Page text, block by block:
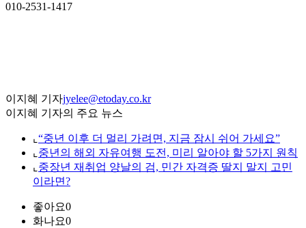
010-2531-1417
이지혜 기자jyelee@etoday.co.kr
이지혜 기자의 주요 뉴스
⌞ “중년 이후 더 멀리 가려면, 지금 잠시 쉬어 가세요”
⌞ 중년의 해외 자유여행 도전, 미리 알아야 할 5가지 원칙
⌞ 중장년 재취업 양날의 검, 민간 자격증 딸지 말지 고민
이라면?
좋아요0
화나요0